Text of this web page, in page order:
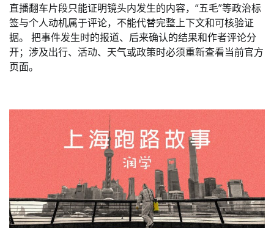
直播翻车片段只能证明镜头内发生的内容，“五毛”等政治标
签与个人动机属于评论，不能代替完整上下文和可核验证
据。 把事件发生时的报道、后来确认的结果和作者评论分
开；涉及出行、活动、天气或政策时必须重新查看当前官方
页面。